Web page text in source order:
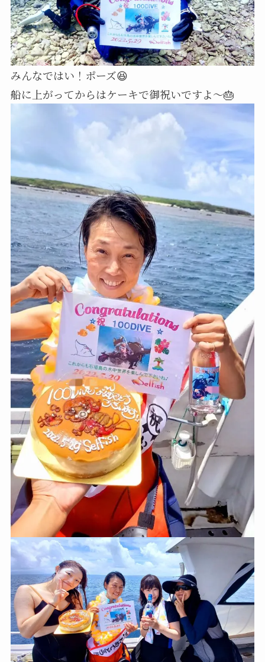
みんなではい！ポーズ😆
船に上がってからはケーキで御祝いですよ～🎂